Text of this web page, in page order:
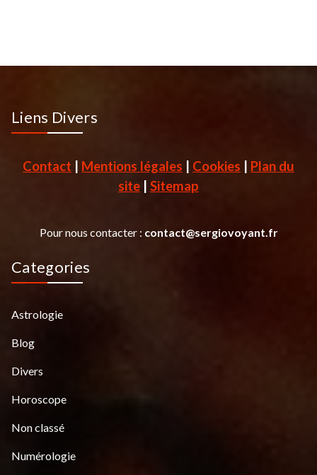
Liens Divers
Contact Mentions légales Cookies
Plan du
site
Sitemap
Pour nous contacter : contact@sergiovoyant.fr
Categories
Astrologie
Blog
Divers
Horoscope
Non classé
Numérologie